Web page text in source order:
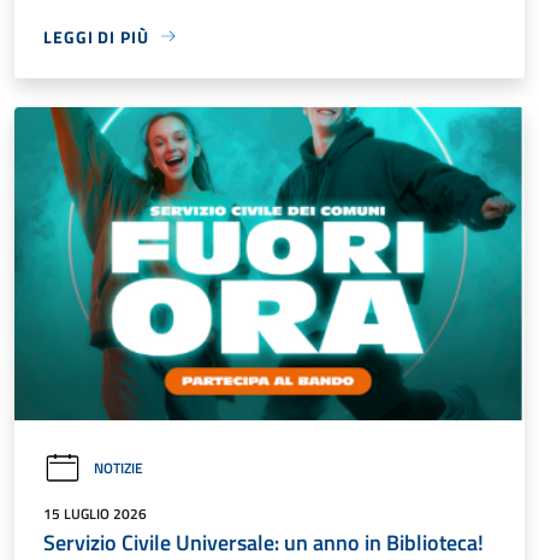
LEGGI DI PIÙ
NOTIZIE
15 LUGLIO 2026
Servizio Civile Universale: un anno in Biblioteca!